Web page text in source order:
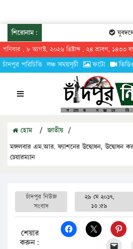
শিরোনাম: যুবদলের
শনিবার , ৮ আগস্ট, ২০২৬ খ্রিষ্টাব্দ , ২৪ শ্রাবণ, ১৪৩৩
চাঁদপুর পরিচিতি লঞ্চ সময়সূচী ফটো
হোম / জাতীয় /
মঙ্গলবার এম.আর. ফ্যাশনের উদ্বোধন, উদ্বোধন
চেয়ারম্যান
চাঁদপুর নিউজ
সংবাদ
২৯ মে ২০১৭,
১৩:৫৯
শেয়ার
করুন: